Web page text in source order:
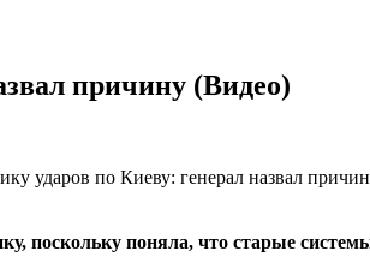
причину (Видео)
поскольку поняла, что старые